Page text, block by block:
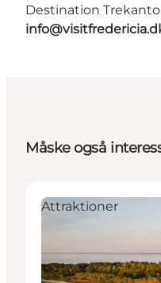
Destination
Måske også
Attraktioner